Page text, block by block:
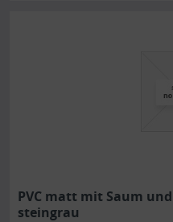
PVC matt mit Saum
steingrau